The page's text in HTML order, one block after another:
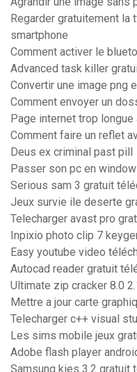
Regarder gratuitement la
smartphone
Comment activer le
Advanced task killer
Convertir une image png
Comment envoyer un
Page internet trop longue
Comment faire un reflet
Deus ex criminal past pill
Passer son pc en
Serious sam 3 gratuit
Jeux survie ile deserte
Telecharger avast pro
Inpixio photo clip 7
Easy youtube video
Autocad reader gratuit
Ultimate zip cracker 8.0
Mettre a jour carte
Telecharger c++ visual
Les sims mobile jeux
Adobe flash player
Samsung kies 3.2 gratuit